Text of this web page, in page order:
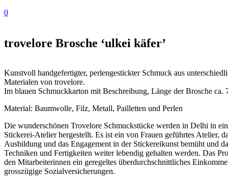
0
trovelore Brosche ‘ulkei käfer’
Kunstvoll handgefertigter, perlengestickter Schmuck aus
Materialen von trovelore.
Im blauen Schmuckkarton mit Beschreibung, Länge der Brosche ca.
Material: Baumwolle, Filz, Metall, Pailletten und Perlen
Die wunderschönen Trovelore Schmuckstücke werden in Delhi in
Stickerei-Atelier hergestellt. Es ist ein von Frauen geführtes Atelier,
Ausbildung und das Engagement in der Stickereikunst bemüht und
Techniken und Fertigkeiten weiter lebendig gehalten werden. Das
den Mitarbeiterinnen ein geregeltes überdurchschnittliches
grosszügige Sozialversicherungen.